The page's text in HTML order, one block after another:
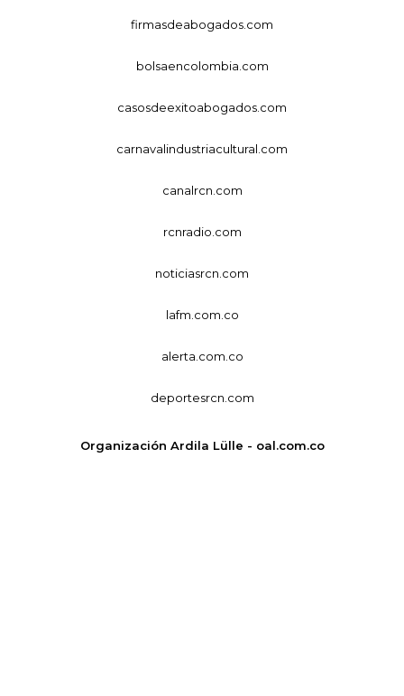
firmasdeabogados.com
bolsaencolombia.com
casosdeexitoabogados.com
carnavalindustriacultural.com
canalrcn.com
rcnradio.com
noticiasrcn.com
lafm.com.co
alerta.com.co
deportesrcn.com
Organización Ardila Lülle - oal.com.co